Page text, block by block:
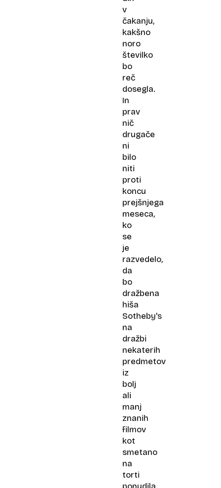
v
čakanju,
kakšno
noro
številko
bo
reč
dosegla.
In
prav
nič
drugače
ni
bilo
niti
proti
koncu
prejšnjega
meseca,
ko
se
je
razvedelo,
da
bo
dražbena
hiša
Sotheby's
na
dražbi
nekaterih
predmetov
iz
bolj
ali
manj
znanih
filmov
kot
smetano
na
torti